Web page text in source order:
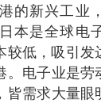
的新兴工业
本是全球电
较低，吸引发
。电子业是劳
皆需求大量眼